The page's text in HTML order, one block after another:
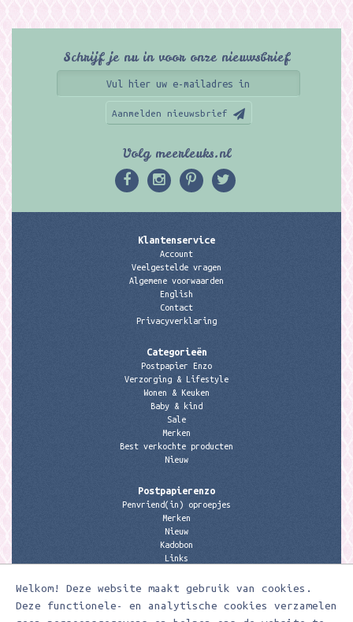
Welkom! Deze website maakt gebruik van cookies.
Deze functionele- en analytische cookies verzamelen
Schrijf je nu in voor onze nieuwsbrief
Aanmelden nieuwsbrief
Volg meerleuks.nl
Klantenservice
Account
Veelgestelde vragen
Algemene voorwaarden
English
Contact
Privacyverklaring
Categorieën
Postpapier Enzo
Verzorging & Lifestyle
Wonen & Keuken
Baby & kind
Sale
Merken
Best verkochte producten
Nieuw
Postpapierenzo
Penvriend(in) oproepjes
Merken
Nieuw
Kadobon
Links
Contactgegevens
Meerleuks
anita@meerleuks.nl